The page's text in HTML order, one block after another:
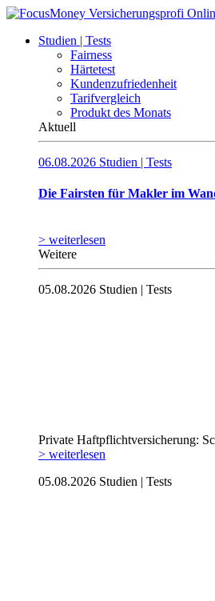
Studien | Tests
Fairness
Härtetest
Kundenzufriedenheit
Tarifvergleich
Produkt des Monats
Aktuell
06.08.2026 Studien | Tests
Die Fairsten für Makler im
> weiterlesen
Weitere
05.08.2026 Studien | Tests
Private Haftpflicht­versicherung:
> weiterlesen
05.08.2026 Studien | Tests